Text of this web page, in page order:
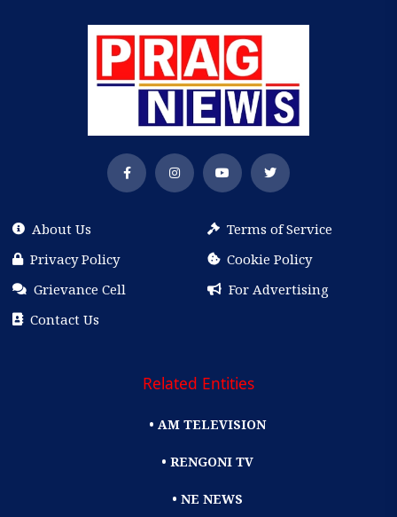
About Us
Terms of Service
Privacy Policy
Cookie Policy
Grievance Cell
For Advertising
Contact Us
Related Entities
• AM TELEVISION
• RENGONI TV
• NE NEWS